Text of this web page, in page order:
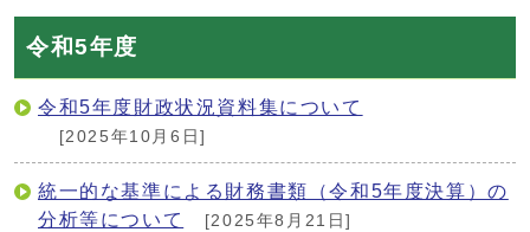
令和5年度
令和5年度財政状況資料集について
[2025年10月6日]
統一的な基準による財務書類（令和5年度決算）の
分析等について
[2025年8月21日]